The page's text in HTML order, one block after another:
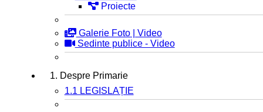
Proiecte
Galerie Foto | Video
Sedinte publice - Video
1. Despre Primarie
1.1 LEGISLAȚIE